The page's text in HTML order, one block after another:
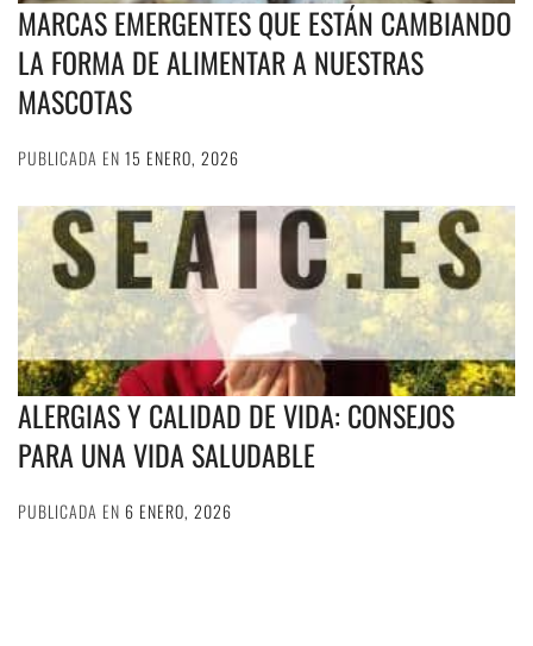
MARCAS EMERGENTES QUE ESTÁN CAMBIANDO
LA FORMA DE ALIMENTAR A NUESTRAS
MASCOTAS
PUBLICADA EN 15 ENERO, 2026
ALERGIAS Y CALIDAD DE VIDA: CONSEJOS
PARA UNA VIDA SALUDABLE
PUBLICADA EN 6 ENERO, 2026